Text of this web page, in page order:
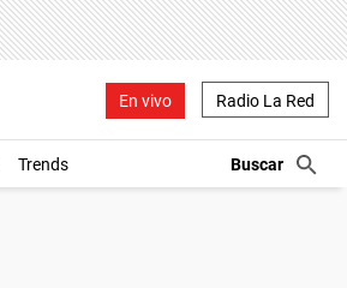
En vivo Radio La Red
Trends